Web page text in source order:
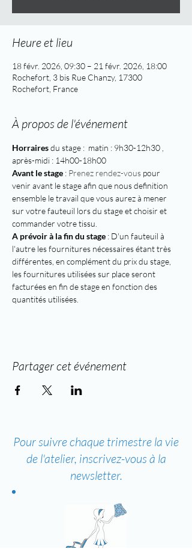
Heure et lieu
18 févr. 2026, 09:30 – 21 févr. 2026, 18:00
Rochefort, 3 bis Rue Chanzy, 17300
Rochefort, France
À propos de l'événement
Horraires du stage :  matin : 9h30-12h30 ,
après-midi : 14h00-18h00
Avant le stage : Prenez rendez-vous pour
venir avant le stage afin que nous definition
ensemble le travail que vous aurez à mener
sur votre fauteuil lors du stage et choisir et
commander votre tissu.
A prévoir à la fin du stage : D'un fauteuil à
l'autre les fournitures nécessaires étant très
différentes, en complément du prix du stage,
les fournitures utilisées sur place seront
facturées en fin de stage en fonction des
quantités utilisées.
Partager cet événement
Pour suivre chaque trimestre la vie
de l'atelier, inscrivez-vous à la
newsletter.